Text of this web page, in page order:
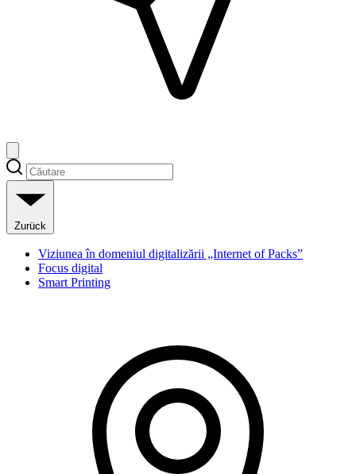
Zurück
Viziunea în domeniul digitalizării „Internet of Packs”
Focus digital
Smart Printing